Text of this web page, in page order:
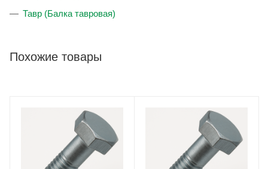
Тавр (Балка тавровая)
Похожие товары